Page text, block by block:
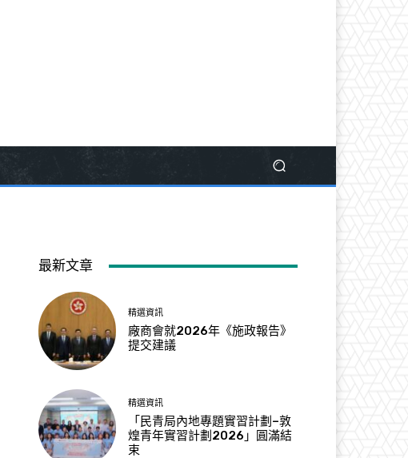
最新文章
精選資訊
廠商會就2026年《施政報告》
提交建議
精選資訊
「民青局內地專題實習計劃–敦
煌青年實習計劃2026」圓滿結
束